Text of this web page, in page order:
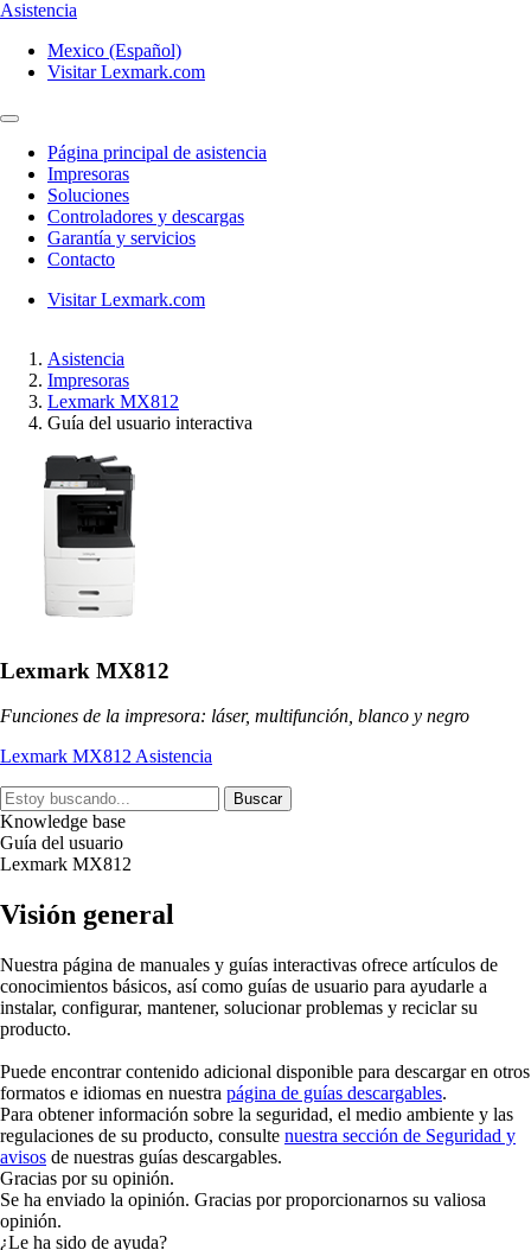
Asistencia
Mexico (Español)
Visitar Lexmark.com
Página principal de asistencia
Impresoras
Soluciones
Controladores y descargas
Garantía y servicios
Contacto
Visitar Lexmark.com
Asistencia
Impresoras
Lexmark MX812
Guía del usuario interactiva
Lexmark MX812
Funciones de la impresora: láser, multifunción, blanco y negro
Lexmark MX812 Asistencia
Buscar
Knowledge base
Guía del usuario
Lexmark MX812
Visión general
Nuestra página de manuales y guías interactivas ofrece artículos de
conocimientos básicos, así como guías de usuario para ayudarle a
instalar, configurar, mantener, solucionar problemas y reciclar su
producto.
Puede encontrar contenido adicional disponible para descargar en otros
formatos e idiomas en nuestra página de guías descargables.
Para obtener información sobre la seguridad, el medio ambiente y las
regulaciones de su producto, consulte nuestra sección de Seguridad y
avisos de nuestras guías descargables.
Gracias por su opinión.
Se ha enviado la opinión. Gracias por proporcionarnos su valiosa
opinión.
¿Le ha sido de ayuda?